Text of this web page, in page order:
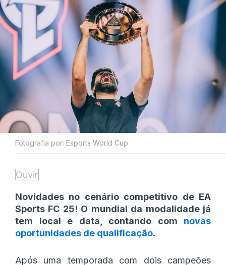
Fotografia por: Esports World Cup
Ouvir
Novidades no cenário competitivo de EA
Sports FC 25! O mundial da modalidade já
tem local e data, contando com novas
oportunidades de qualificação.
Após uma temporada com dois campeões